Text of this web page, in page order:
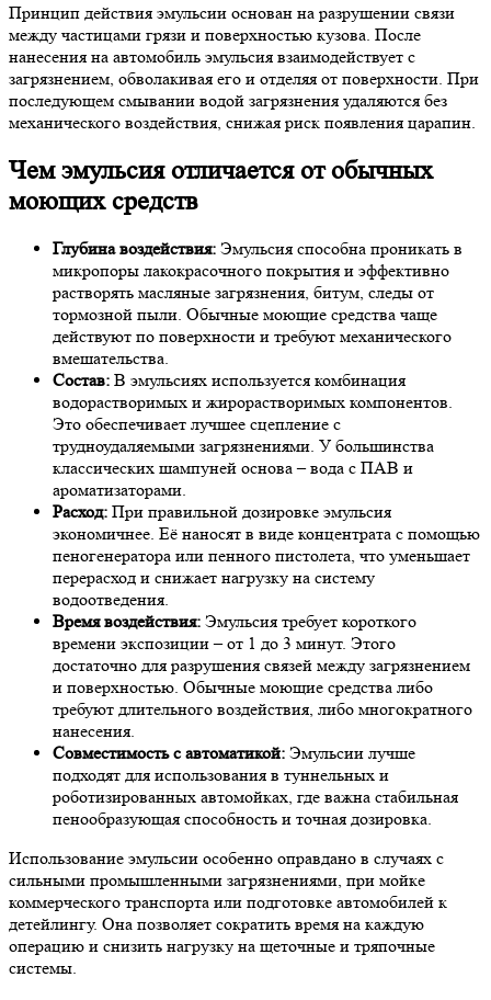
Принцип действия эмульсии основан на разрушении связи
между частицами грязи и поверхностью кузова. После
нанесения на автомобиль эмульсия взаимодействует с
загрязнением, обволакивая его и отделяя от поверхности. При
последующем смывании водой загрязнения удаляются без
механического воздействия, снижая риск появления царапин.
Чем эмульсия отличается от обычных
моющих средств
Глубина воздействия: Эмульсия способна проникать в
микропоры лакокрасочного покрытия и эффективно
растворять масляные загрязнения, битум, следы от
тормозной пыли. Обычные моющие средства чаще
действуют по поверхности и требуют механического
вмешательства.
Состав: В эмульсиях используется комбинация
водорастворимых и жирорастворимых компонентов.
Это обеспечивает лучшее сцепление с
трудноудаляемыми загрязнениями. У большинства
классических шампуней основа – вода с ПАВ и
ароматизаторами.
Расход: При правильной дозировке эмульсия
экономичнее. Её наносят в виде концентрата с помощью
пеногенератора или пенного пистолета, что уменьшает
перерасход и снижает нагрузку на систему
водоотведения.
Время воздействия: Эмульсия требует короткого
времени экспозиции – от 1 до 3 минут. Этого
достаточно для разрушения связей между загрязнением
и поверхностью. Обычные моющие средства либо
требуют длительного воздействия, либо многократного
нанесения.
Совместимость с автоматикой: Эмульсии лучше
подходят для использования в туннельных и
роботизированных автомойках, где важна стабильная
пенообразующая способность и точная дозировка.
Использование эмульсии особенно оправдано в случаях с
сильными промышленными загрязнениями, при мойке
коммерческого транспорта или подготовке автомобилей к
детейлингу. Она позволяет сократить время на каждую
операцию и снизить нагрузку на щеточные и тряпочные
системы.